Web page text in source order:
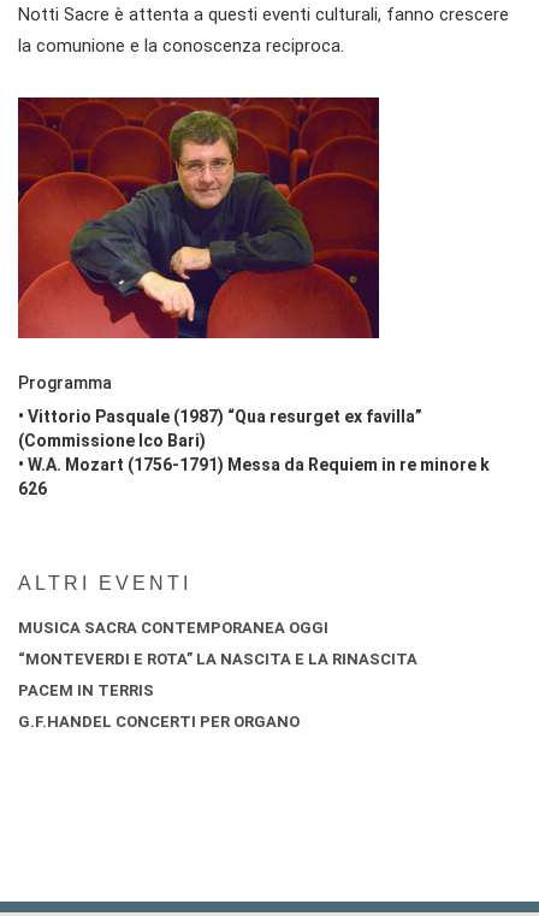
Notti Sacre è attenta a questi eventi culturali, fanno crescere
la comunione e la conoscenza reciproca.
Programma
• Vittorio Pasquale (1987) “Qua resurget ex favilla”
(Commissione Ico Bari)
• W.A. Mozart (1756-1791) Messa da Requiem in re minore k
626
ALTRI EVENTI
MUSICA SACRA CONTEMPORANEA OGGI
“MONTEVERDI E ROTA” LA NASCITA E LA RINASCITA
PACEM IN TERRIS
G.F.HANDEL CONCERTI PER ORGANO